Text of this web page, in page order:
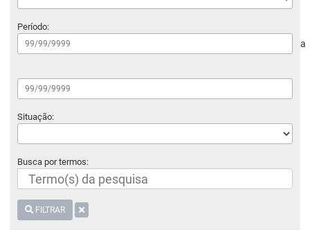
Período:
a
Situação:
Busca por termos:
FILTRAR